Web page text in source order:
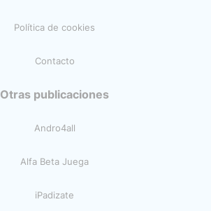
Política de cookies
Contacto
Otras publicaciones
Andro4all
Alfa Beta Juega
iPadizate